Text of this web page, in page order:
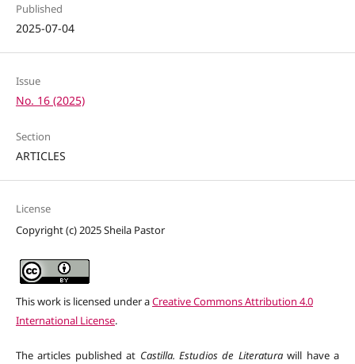
Published
2025-07-04
Issue
No. 16 (2025)
Section
ARTICLES
License
Copyright (c) 2025 Sheila Pastor
This work is licensed under aCreative Commons Attribution 4.0
International License.
The articles published at Castilla. Estudios de Literaturawill have a